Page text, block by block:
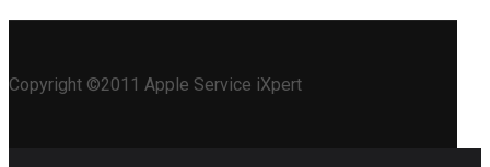
Copyright ©2011 Apple Service iXpert